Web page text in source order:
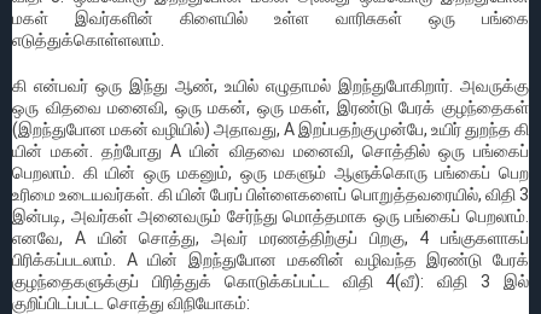
மகள் இவர்களின் கிளையில் உள்ள வாரிசுகள் ஒரு பங்கை
எடுத்துக்கொள்ளலாம்.
கி என்பவர் ஒரு இந்து ஆண், உயில் எழுதாமல் இறந்துபோகிறார். அவருக்கு
ஒரு விதவை மனைவி, ஒரு மகன், ஒரு மகள், இரண்டு பேரக் குழந்தைகள்
(இறந்துபோன மகன் வழியில்) அதாவது, A இறப்பதற்குமுன்பே, உயிர் துறந்த கி
யின் மகன். தற்போது A யின் விதவை மனைவி, சொத்தில் ஒரு பங்கைப்
பெறலாம். கி யின் ஒரு மகனும், ஒரு மகளும் ஆளுக்கொரு பங்கைப் பெற
உரிமை உடையவர்கள். கி யின் பேரப் பிள்ளைகளைப் பொறுத்தவரையில், விதி 3
இன்படி, அவர்கள் அனைவரும் சேர்ந்து மொத்தமாக ஒரு பங்கைப் பெறலாம்.
எனவே, A யின் சொத்து, அவர் மரணத்திற்குப் பிறகு, 4 பங்குகளாகப்
பிரிக்கப்படலாம். A யின் இறந்துபோன மகனின் வழிவந்த இரண்டு பேரக்
குழந்தைகளுக்குப் பிரித்துக் கொடுக்கப்பட்ட விதி 4(வீ): விதி 3 இல்
குறிப்பிடப்பட்ட சொத்து விநியோகம்: